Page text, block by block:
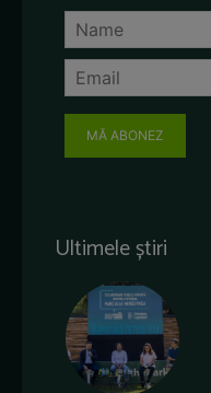
MĂ ABONEZ
Ultimele știri